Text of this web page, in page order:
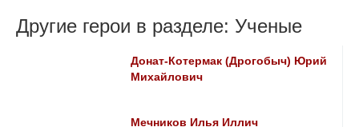
Другие герои в разделе: Ученые
Донат-Котермак (Дрогобыч) Юрий
Михайлович
Мечников Илья Иллич